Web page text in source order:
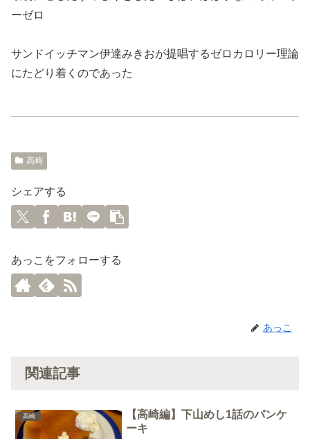
ーゼロ
サンドイッチマン伊達みきおが提唱するゼロカロリー理論
にたどり着くのであった
高崎
シェアする
あっこをフォローする
あっこ
関連記事
高崎
【高崎編】下山めし1話のパンケ
ーキ